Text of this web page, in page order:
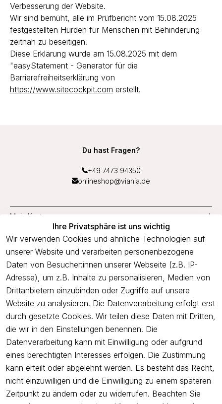
Verbesserung der Website.
Wir sind bemüht, alle im Prüfbericht vom 15.08.2025
festgestellten Hürden für Menschen mit Behinderung
zeitnah zu beseitigen.
Diese Erklärung wurde am 15.08.2025 mit dem
"easyStatement - Generator für die
Barrierefreiheitserklärung von
https://www.sitecockpit.com erstellt.
Ihre Privatsphäre ist uns wichtig
Wir verwenden Cookies und ähnliche Technologien auf
unserer Website und verarbeiten personenbezogene
Daten von Besucher:innen unserer Webseite (z.B. IP-
Adresse), um z.B. Inhalte zu personalisieren, Medien von
Drittanbietern einzubinden oder Zugriffe auf unsere
Website zu analysieren. Die Datenverarbeitung erfolgt erst
durch gesetzte Cookies. Wir teilen diese Daten mit Dritten,
die wir in den Einstellungen benennen. Die
Datenverarbeitung kann mit Einwilligung oder aufgrund
eines berechtigten Interesses erfolgen. Die Zustimmung
kann erteilt oder abgelehnt werden. Es besteht das Recht,
nicht einzuwilligen und die Einwilligung zu einem späteren
Zeitpunkt zu ändern oder zu widerrufen. Beachten Sie
Du hast Fragen?
+49 7473 94350
onlineshop@viania.de
Mein Konto
Service
Unternehmen
Newsletter
Freue dich über 5€ Rabatt bei deiner nächsten Bestellung und
profitiere von Angeboten.
Newsletter abonnieren
Ich bestätige hiermit, dass ich die Datenschutzerklärung
gelesen
habe. Ich kann meine Einwilligung jederzeit widerrufen.